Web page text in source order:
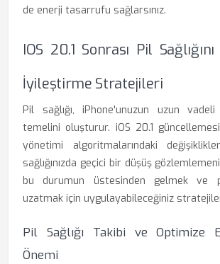
de enerji tasarrufu sağlarsınız.
IOS 20.1 Sonrası Pil
İyileştirme Stratejileri
Pil sağlığı, iPhone'unuzun uzun vadeli
temelini oluşturur. iOS 20.1
yönetimi algoritmalarındaki
sağlığınızda geçici bir düşüş
bu durumun üstesinden gelmek ve
uzatmak için uygulayabileceğiniz
Pil Sağlığı Takibi ve Optimize
Önemi